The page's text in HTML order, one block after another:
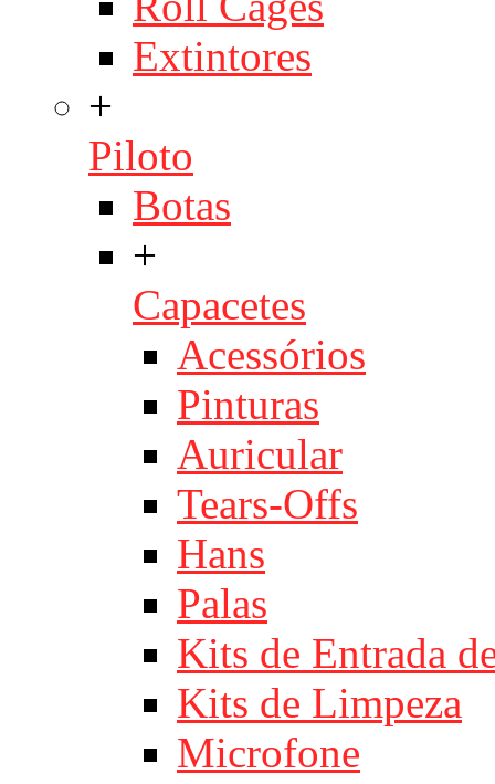
Extintores
+
Piloto
Botas
+
Capacetes
Acessórios
Pinturas
Auricular
Tears-Offs
Hans
Palas
Kits de Entrada
Kits de Limpeza
Microfone